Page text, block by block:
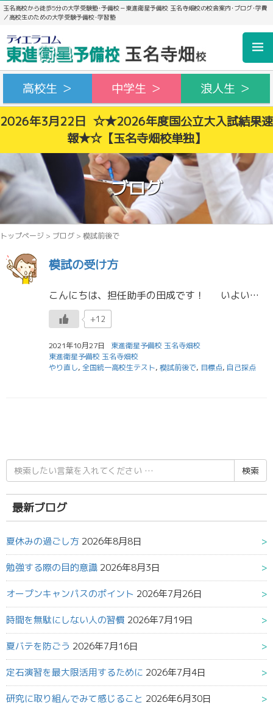
玉名高校から徒歩5分の大学受験塾･予備校－東進衛星予備校 玉名寺畑校の校舎案内･ブログ･学費
／高校生のための大学受験予備校･学習塾
高校生 ＞ 中学生 ＞ 浪人生 ＞
2026年3月22日 ☆★2026年度国公立大入試結果速
報★☆【玉名寺畑校単独】
ブログ
トップページ > ブログ > 模試前後で
模試の受け方
こんにちは、担任助手の田成です！ いよいよ、共通テストまで80日を切ろうとしています。 この前まで、残り100日を切ったと言っていたのにもう20日も経ってしまいました。 時間は進むのが早いですね 残りもあ […]
+12
2021年10月27日
東進衛星予備校 玉名寺畑校
東進衛星予備校 玉名寺畑校
やり直し, 全国統一高校生テスト, 模試前後で, 目標点, 自己採点
検
索
結
果:
最新ブログ
夏休みの過ごし方 2026年8月8日
勉強する際の目的意識 2026年8月3日
オープンキャンパスのポイント 2026年7月26日
時間を無駄にしない人の習慣 2026年7月19日
夏バテを防ごう 2026年7月16日
定石演習を最大限活用するために 2026年7月4日
研究に取り組んでみて感じること 2026年6月30日